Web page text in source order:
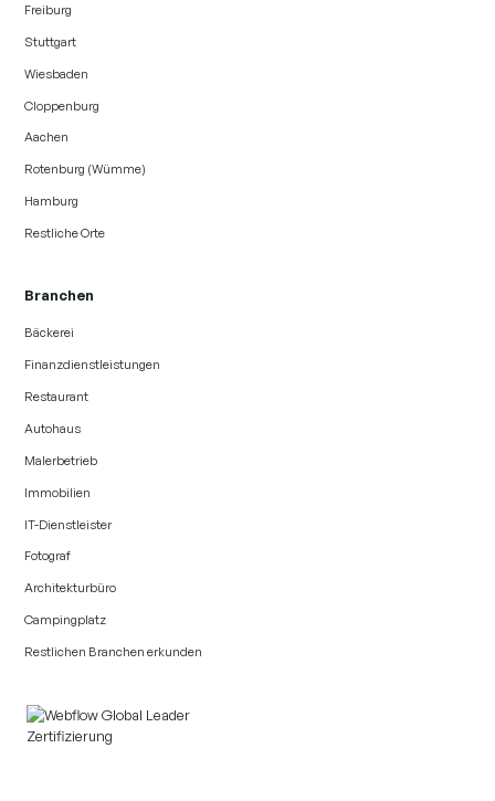
Freiburg
Stuttgart
Wiesbaden
Cloppenburg
Aachen
Rotenburg (Wümme)
Hamburg
Restliche Orte
Branchen
Bäckerei
Finanzdienstleistungen
Restaurant
Autohaus
Malerbetrieb
Immobilien
IT-Dienstleister
Fotograf
Architekturbüro
Campingplatz
Restlichen Branchen erkunden